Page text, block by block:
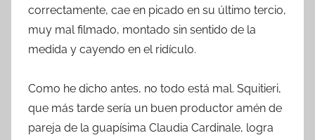
correctamente, cae en picado en su último tercio,
muy mal filmado, montado sin sentido de la
medida y cayendo en el ridículo.
Como he dicho antes, no todo está mal. Squitieri,
que más tarde sería un buen productor amén de
pareja de la guapísima Claudia Cardinale, logra